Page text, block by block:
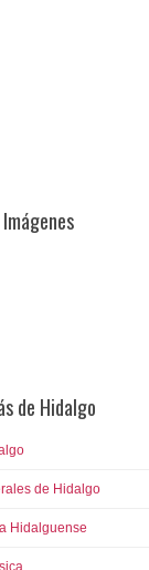
de Hidalgo
de Hidalgo
Hidalguense